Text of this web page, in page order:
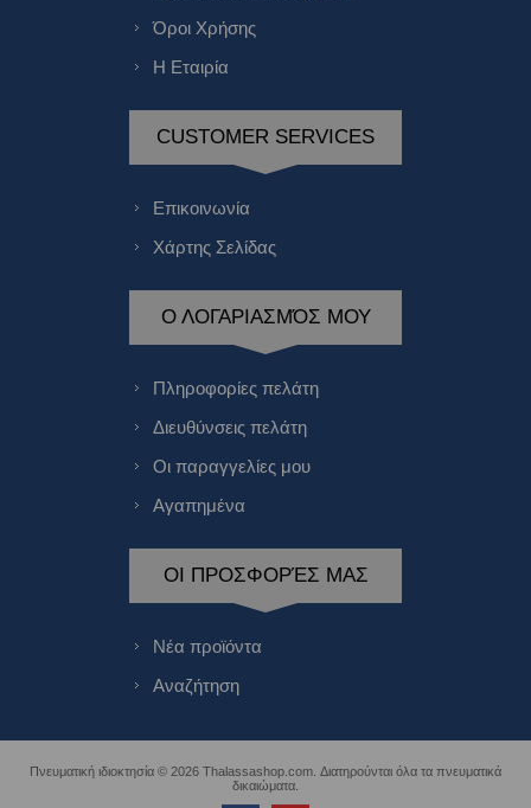
Όροι Χρήσης
Η Εταιρία
CUSTOMER SERVICES
Επικοινωνία
Χάρτης Σελίδας
Ο ΛΟΓΑΡΙΑΣΜΌΣ ΜΟΥ
Πληροφορίες πελάτη
Διευθύνσεις πελάτη
Οι παραγγελίες μου
Αγαπημένα
ΟΙ ΠΡΟΣΦΟΡΈΣ ΜΑΣ
Νέα προϊόντα
Αναζήτηση
Πνευματική ιδιοκτησία © 2026 Thalassashop.com. Διατηρούνται όλα τα πνευματικά
δικαιώματα.